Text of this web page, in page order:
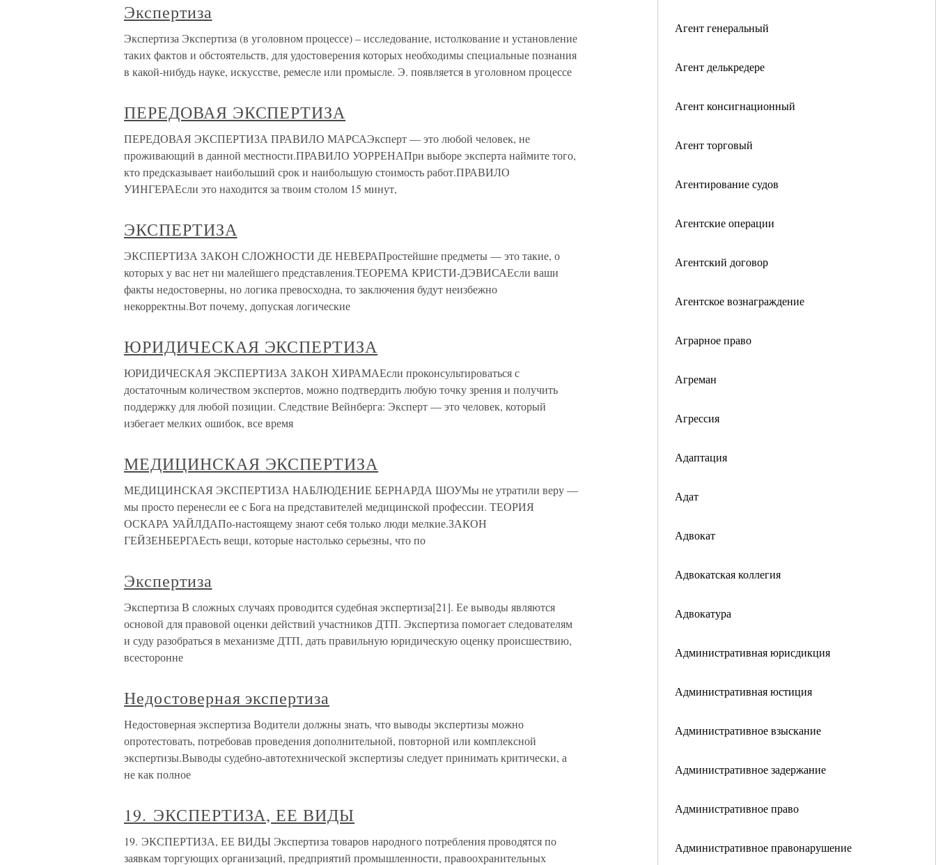
Агент генеральный
Агент делькредере
Агент консигнационный
Агент торговый
Агентирование судов
Агентские операции
Агентский договор
Агентское вознаграждение
Аграрное право
Агреман
Агрессия
Адаптация
Адат
Адвокат
Адвокатская коллегия
Адвокатура
Административная юрисдикция
Административная юстиция
Административное взыскание
Административное задержание
Административное право
Административное правонарушение
Экспертиза
Экспертиза Экспертиза (в уголовном процессе) – исследование, истолкование и установление
таких фактов и обстоятельств, для удостоверения которых необходимы специальные познания
в какой-нибудь науке, искусстве, ремесле или промысле. Э. появляется в уголовном процессе
ПЕРЕДОВАЯ ЭКСПЕРТИЗА
ПЕРЕДОВАЯ ЭКСПЕРТИЗА ПРАВИЛО МАРСАЭксперт — это любой человек, не
проживающий в данной местности.ПРАВИЛО УОРРЕНАПри выборе эксперта наймите того,
кто предсказывает наибольший срок и наибольшую стоимость работ.ПРАВИЛО
УИНГЕРАЕсли это находится за твоим столом 15 минут,
ЭКСПЕРТИЗА
ЭКСПЕРТИЗА ЗАКОН СЛОЖНОСТИ ДЕ НЕВЕРАПростейшие предметы — это такие, о
которых у вас нет ни малейшего представления.ТЕОРЕМА КРИСТИ-ДЭВИСАЕсли ваши
факты недостоверны, но логика превосходна, то заключения будут неизбежно
некорректны.Вот почему, допуская логические
ЮРИДИЧЕСКАЯ ЭКСПЕРТИЗА
ЮРИДИЧЕСКАЯ ЭКСПЕРТИЗА ЗАКОН ХИРАМАЕсли проконсультироваться с
достаточным количеством экспертов, можно подтвердить любую точку зрения и получить
поддержку для любой позиции. Следствие Вейнберга: Эксперт — это человек, который
избегает мелких ошибок, все время
МЕДИЦИНСКАЯ ЭКСПЕРТИЗА
МЕДИЦИНСКАЯ ЭКСПЕРТИЗА НАБЛЮДЕНИЕ БЕРНАРДА ШОУМы не утратили веру —
мы просто перенесли ее с Бога на представителей медицинской профессии. ТЕОРИЯ
ОСКАРА УАЙЛДАПо-настоящему знают себя только люди мелкие.ЗАКОН
ГЕЙЗЕНБЕРГАЕсть вещи, которые настолько серьезны, что по
Экспертиза
Экспертиза В сложных случаях проводится судебная экспертиза[21]. Ее выводы являются
основой для правовой оценки действий участников ДТП. Экспертиза помогает следователям
и суду разобраться в механизме ДТП, дать правильную юридическую оценку происшествию,
всесторонне
Недостоверная экспертиза
Недостоверная экспертиза Водители должны знать, что выводы экспертизы можно
опротестовать, потребовав проведения дополнительной, повторной или комплексной
экспертизы.Выводы судебно-автотехнической экспертизы следует принимать критически, а
не как полное
19. ЭКСПЕРТИЗА, ЕЕ ВИДЫ
19. ЭКСПЕРТИЗА, ЕЕ ВИДЫ Экспертиза товаров народного потребления проводятся по
заявкам торгующих организаций, предприятий промышленности, правоохранительных